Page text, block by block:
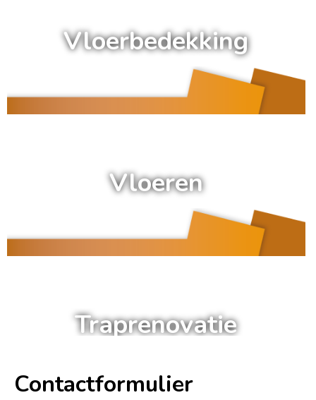
Vloerbedekking
Vloeren
Traprenovatie
Contactformulier